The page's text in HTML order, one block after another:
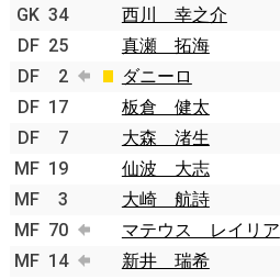
GK 34 西川 幸之介
DF 25 真瀬 拓海
DF 2 ダニーロ
DF 17 板倉 健太
DF 7 大森 渚生
MF 19 仙波 大志
MF 3 大崎 航詩
MF 70 マテウス レイリア
MF 14 新井 瑞希